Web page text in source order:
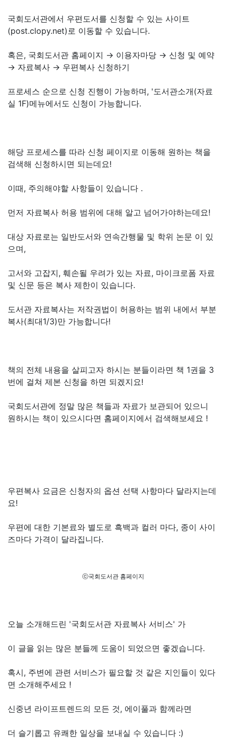
국회도서관에서 우편도서를 신청할 수 있는 사이트
(post.clopy.net)로 이동할 수 있습니다.
혹은, 국회도서관 홈페이지 → 이용자마당 → 신청 및 예약
→ 자료복사 → 우편복사 신청하기
프로세스 순으로 신청 진행이 가능하며, '도서관소개(자료
실 1F)메뉴에서도 신청이 가능합니다.
해당 프로세스를 따라 신청 페이지로 이동해 원하는 책을
검색해 신청하시면 되는데요!
이때, 주의해야할 사항들이 있습니다 .
먼저 자료복사 허용 범위에 대해 알고 넘어가야하는데요!
대상 자료로는 일반도서와 연속간행물 및 학위 논문 이 있
으며,
고서와 고잡지, 훼손될 우려가 있는 자료, 마이크로폼 자료
및 신문 등은 복사 제한이 있습니다.
도서관 자료복사는 저작권법이 허용하는 범위 내에서 부분
복사(최대1/3)만 가능합니다!
책의 전체 내용을 살피고자 하시는 분들이라면 책 1권을 3
번에 걸쳐 제본 신청을 하면 되겠지요!
국회도서관에 정말 많은 책들과 자료가 보관되어 있으니
원하시는 책이 있으시다면 홈페이지에서 검색해보세요 !
우편복사 요금은 신청자의 옵션 선택 사항마다 달라지는데
요!
우편에 대한 기본료와 별도로 흑백과 컬러 마다, 종이 사이
즈마다 가격이 달라집니다.
ⓒ국회도서관 홈페이지
오늘 소개해드린 '국회도서관 자료복사 서비스' 가
이 글을 읽는 많은 분들께 도움이 되었으면 좋겠습니다.
혹시, 주변에 관련 서비스가 필요할 것 같은 지인들이 있다
면 소개해주세요 !
신중년 라이프트렌드의 모든 것, 에이풀과 함께라면
더 슬기롭고 유쾌한 일상을 보내실 수 있습니다 :)